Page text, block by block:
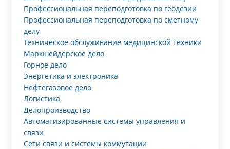
Профессиональная переподготовка по геодезии
Профессиональная переподготовка по сметному
делу
Техническое обслуживание медицинской техники
Маркшейдерское дело
Горное дело
Энергетика и электроника
Нефтегазовое дело
Логистика
Делопроизводство
Автоматизированные системы управления и
связи
Сети связи и системы коммутации